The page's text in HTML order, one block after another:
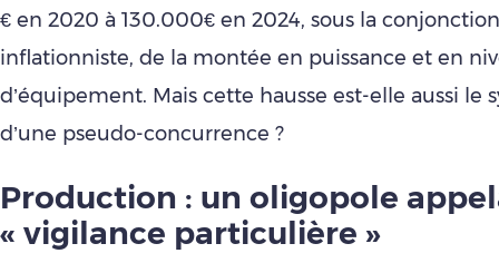
€ en 2020 à 130.000€ en 2024, sous la
inflationniste, de la montée en puissance et en
d’équipement. Mais cette hausse est-elle aussi le
d’une pseudo-concurrence ?
Production : un oligopole
« vigilance particulière »